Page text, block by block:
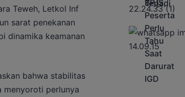
Teweh, Letkol Inf
sarat penekanan
dinamika keamanan
bahwa stabilitas
menyoroti perlunya